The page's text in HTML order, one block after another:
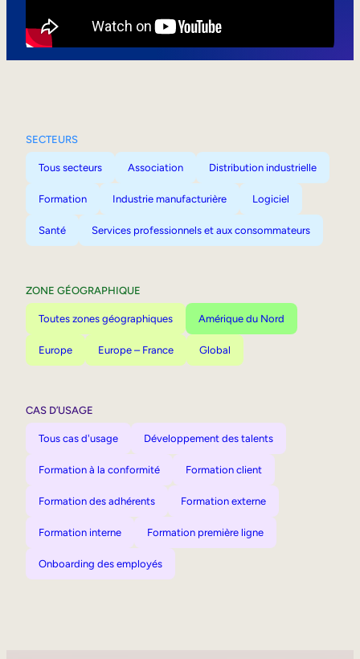
SECTEURS
Tous secteurs Association Distribution industrielle
Formation Industrie manufacturière Logiciel
Santé Services professionnels et aux consommateurs
ZONE GÉOGRAPHIQUE
Toutes zones géographiques Amérique du Nord
Europe Europe – France Global
CAS D’USAGE
Tous cas d'usage Développement des talents
Formation à la conformité Formation client
Formation des adhérents Formation externe
Formation interne Formation première ligne
Onboarding des employés